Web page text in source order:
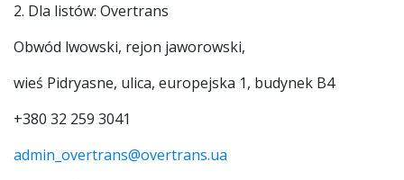
2. Dla listów: Overtrans
Obwód lwowski, rejon jaworowski,
wieś Pidryasne, ulica, europejska 1, budynek B4
+380 32 259 3041
admin_overtrans@overtrans.ua